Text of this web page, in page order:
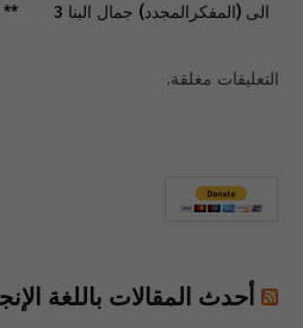
الى (المفكرالمجدد) جمال البنا 3
**
التعليقات مغلقة.
أحدث المقالات باللغة